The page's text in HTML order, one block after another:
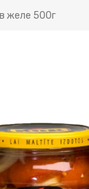
желе 500г